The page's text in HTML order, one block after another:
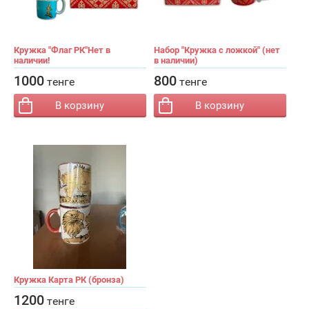
Кружка "Флаг РК"Нет в
наличии!
Кол-во:
1000 тенге
В корзину
Набор "Кружка с ложкой" (нет
в наличии)
Кол-во:
800 тенге
В корзину
Кружка Карта РК (бронза)
Кол-во:
1200 тенге